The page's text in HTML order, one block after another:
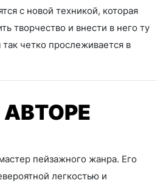
с новой техникой, которая
творчество и внести в него ту
четко прослеживается в
АВТОРЕ
пейзажного жанра. Его
легкостью и